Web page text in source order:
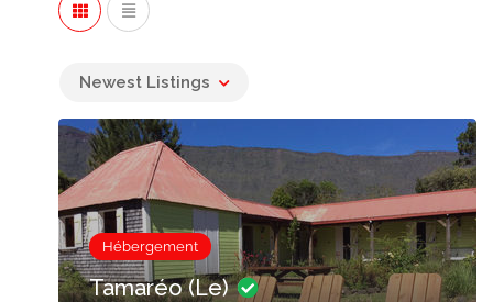
Newest Listings
Hébergement
Tamaréo (Le)